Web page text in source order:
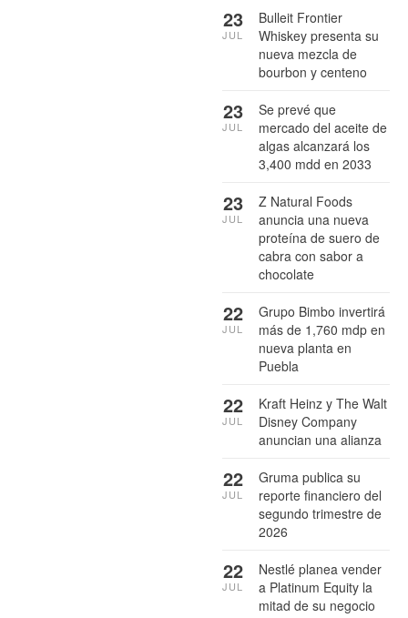
Bulleit Frontier
Whiskey presenta su
nueva mezcla de
bourbon y centeno
23
JUL
Se prevé que
mercado del aceite de
algas alcanzará los
3,400 mdd en 2033
23
JUL
Z Natural Foods
anuncia una nueva
proteína de suero de
cabra con sabor a
chocolate
23
JUL
Grupo Bimbo invertirá
más de 1,760 mdp en
nueva planta en
Puebla
22
JUL
Kraft Heinz y The Walt
Disney Company
anuncian una alianza
22
JUL
Gruma publica su
reporte financiero del
segundo trimestre de
2026
22
JUL
Nestlé planea vender
a Platinum Equity la
mitad de su negocio
22
JUL